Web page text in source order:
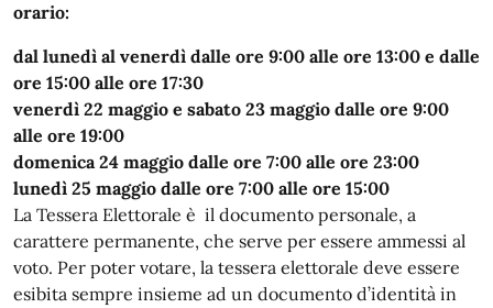
orario:
dal lunedì al venerdì dalle ore 9:00 alle ore 13:00 e dalle
ore 15:00 alle ore 17:30
venerdì 22 maggio e sabato 23 maggio dalle ore 9:00
alle ore 19:00
domenica 24 maggio dalle ore 7:00 alle ore 23:00
lunedì 25 maggio dalle ore 7:00 alle ore 15:00
La Tessera Elettorale è il documento personale, a
carattere permanente, che serve per essere ammessi al
voto. Per poter votare, la tessera elettorale deve essere
esibita sempre insieme ad un documento d’identità in